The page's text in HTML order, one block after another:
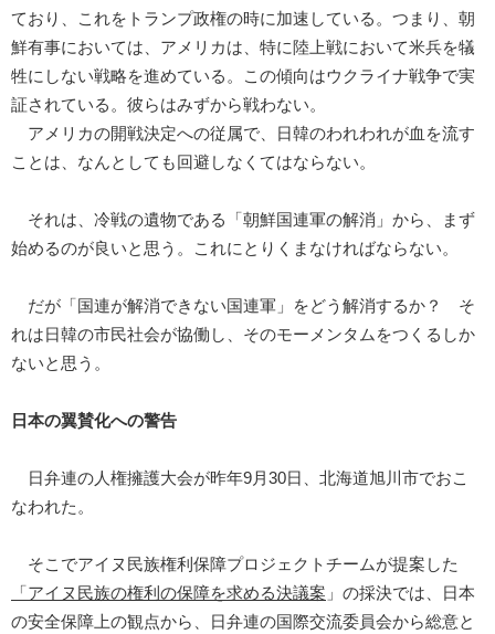
ており、これをトランプ政権の時に加速している。つまり、朝
鮮有事においては、アメリカは、特に陸上戦において米兵を犠
牲にしない戦略を進めている。この傾向はウクライナ戦争で実
証されている。彼らはみずから戦わない。
アメリカの開戦決定への従属で、日韓のわれわれが血を流す
ことは、なんとしても回避しなくてはならない。
それは、冷戦の遺物である「朝鮮国連軍の解消」から、まず
始めるのが良いと思う。これにとりくまなければならない。
だが「国連が解消できない国連軍」をどう解消するか？ そ
れは日韓の市民社会が協働し、そのモーメンタムをつくるしか
ないと思う。
日本の翼賛化への警告
日弁連の人権擁護大会が昨年9月30日、北海道旭川市でおこ
なわれた。
そこでアイヌ民族権利保障プロジェクトチームが提案した
「 アイヌ民族の権利の保障を求める決議案 」の採決では、日本
の安全保障上の観点から、日弁連の国際交流委員会から総意と